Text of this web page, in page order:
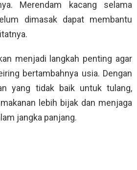
Merendam kacang selama
dimasak dapat membantu
menjadi langkah penting agar
bertambahnya usia. Dengan
yang tidak baik untuk tulang,
lebih bijak dan menjaga
jangka panjang.